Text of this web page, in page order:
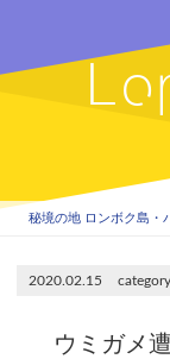
秘境の地 ロンボク島・
2020.02.15
ウミガメ